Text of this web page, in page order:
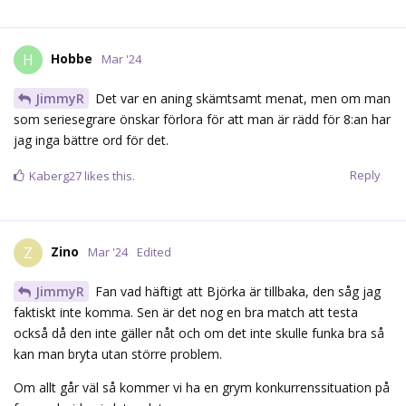
H Hobbe Mar '24
JimmyR
Det var en aning skämtsamt menat, men om man
som seriesegrare önskar förlora för att man är rädd för 8:an har
jag inga bättre ord för det.
Reply
Kaberg27 likes this.
Z Zino Mar '24 Edited
JimmyR
Fan vad häftigt att Björka är tillbaka, den såg jag
faktiskt inte komma. Sen är det nog en bra match att testa
också då den inte gäller nåt och om det inte skulle funka bra så
kan man bryta utan större problem.
Om allt går väl så kommer vi ha en grym konkurrenssituation på